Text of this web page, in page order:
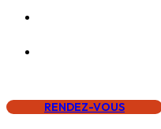
RENDEZ-VOUS